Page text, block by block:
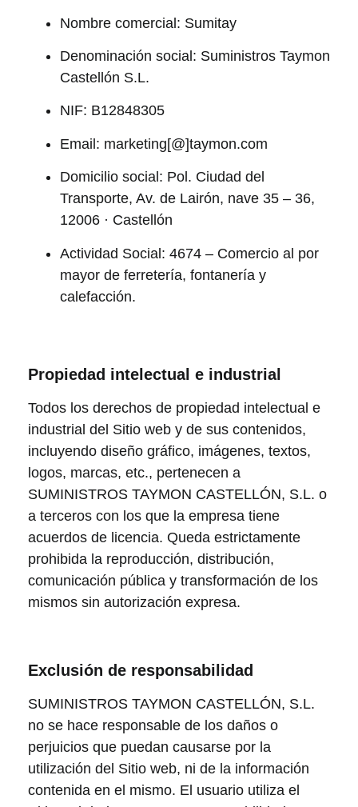
Nombre comercial: Sumitay
Denominación social: Suministros Taymon
Castellón S.L.
NIF: B12848305
Email: marketing[@]taymon.com
Domicilio social: Pol. Ciudad del
Transporte, Av. de Lairón, nave 35 – 36,
12006 · Castellón
Actividad Social: 4674 – Comercio al por
mayor de ferretería, fontanería y
calefacción.
Propiedad intelectual e industrial
Todos los derechos de propiedad intelectual e
industrial del Sitio web y de sus contenidos,
incluyendo diseño gráfico, imágenes, textos,
logos, marcas, etc., pertenecen a
SUMINISTROS TAYMON CASTELLÓN, S.L. o
a terceros con los que la empresa tiene
acuerdos de licencia. Queda estrictamente
prohibida la reproducción, distribución,
comunicación pública y transformación de los
mismos sin autorización expresa.
Exclusión de responsabilidad
SUMINISTROS TAYMON CASTELLÓN, S.L.
no se hace responsable de los daños o
perjuicios que puedan causarse por la
utilización del Sitio web, ni de la información
contenida en el mismo. El usuario utiliza el